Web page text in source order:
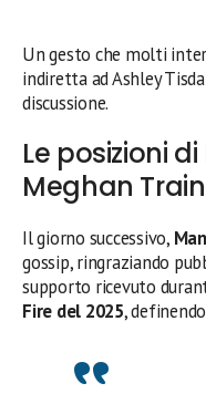
Un gesto che molti
indiretta ad Ashley
discussione.
Le posizioni
Meghan
Il giorno successivo,
gossip, ringraziando
supporto ricevuto
Fire del 2025,